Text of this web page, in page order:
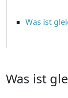
Was ist
Was ist